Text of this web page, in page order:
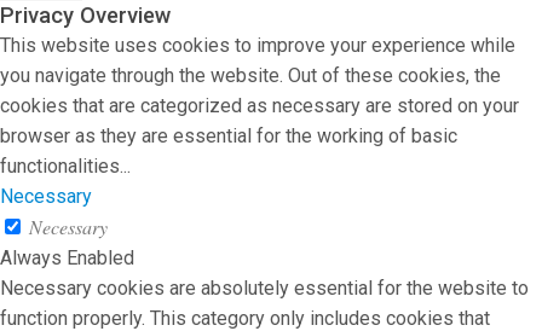
Privacy Overview
This website uses cookies to improve your experience while
you navigate through the website. Out of these cookies, the
cookies that are categorized as necessary are stored on your
browser as they are essential for the working of basic
functionalities...
Necessary
Necessary
Always Enabled
Necessary cookies are absolutely essential for the website to
function properly. This category only includes cookies that